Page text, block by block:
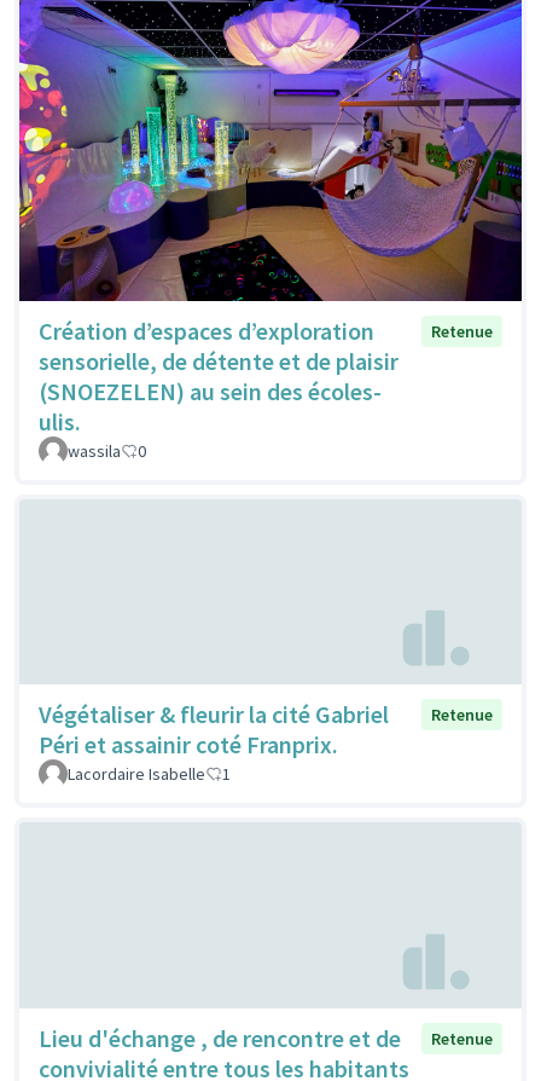
Création d’espaces d’exploration
sensorielle, de détente et de plaisir
(SNOEZELEN) au sein des écoles-
ulis.
Retenue
wassila 0
Végétaliser & fleurir la cité Gabriel
Péri et assainir coté Franprix.
Retenue
Lacordaire Isabelle 1
Lieu d'échange , de rencontre et de
convivialité entre tous les habitants
Retenue